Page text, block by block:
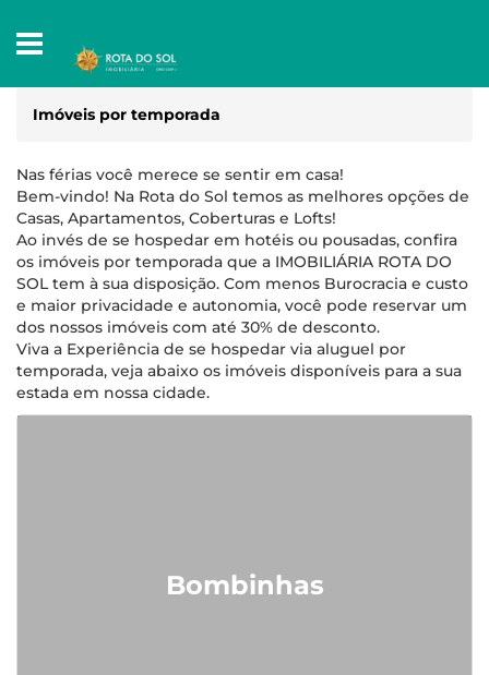
Imóveis por temporada
Nas férias você merece se sentir em casa!
Bem-vindo! Na Rota do Sol temos as melhores opções de
Casas, Apartamentos, Coberturas e Lofts!
Ao invés de se hospedar em hotéis ou pousadas, confira
os imóveis por temporada que a IMOBILIÁRIA ROTA DO
SOL tem à sua disposição. Com menos Burocracia e custo
e maior privacidade e autonomia, você pode reservar um
dos nossos imóveis com até 30% de desconto.
Viva a Experiência de se hospedar via aluguel por
temporada, veja abaixo os imóveis disponíveis para a sua
estada em nossa cidade.
Bombinhas